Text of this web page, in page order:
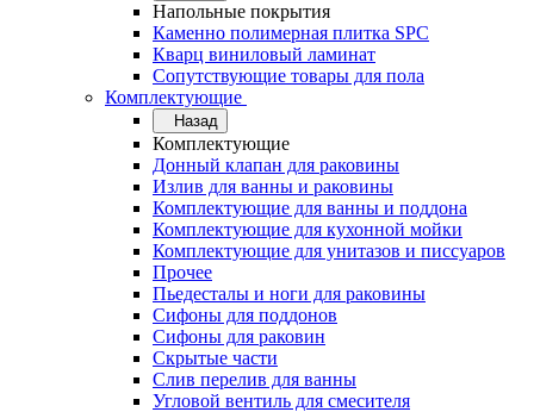
Напольные покрытия
Каменно полимерная плитка SPC
Кварц виниловый ламинат
Сопутствующие товары для пола
Комплектующие
Назад
Комплектующие
Донный клапан для раковины
Излив для ванны и раковины
Комплектующие для ванны и поддона
Комплектующие для кухонной мойки
Комплектующие для унитазов и писсуаров
Прочее
Пьедесталы и ноги для раковины
Сифоны для поддонов
Сифоны для раковин
Скрытые части
Слив перелив для ванны
Угловой вентиль для смесителя